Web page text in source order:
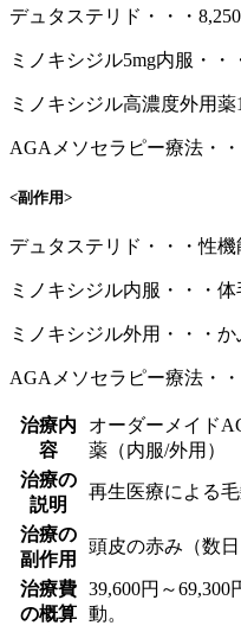
デュタステリド・・・
ミノキシジル5mg内服・・
ミノキシジル高濃度外用薬
AGAメソセラピー療法・
<副作用>
デュタステリド・・・性
ミノキシジル内服・・・
ミノキシジル外用・・・
AGAメソセラピー療法・
治療内
容
オーダーメイド
薬（内服/外用）
治療の
説明
再生医療による毛
治療の
副作用
頭皮の赤み（数
治療費
の概算
39,600円～
動。